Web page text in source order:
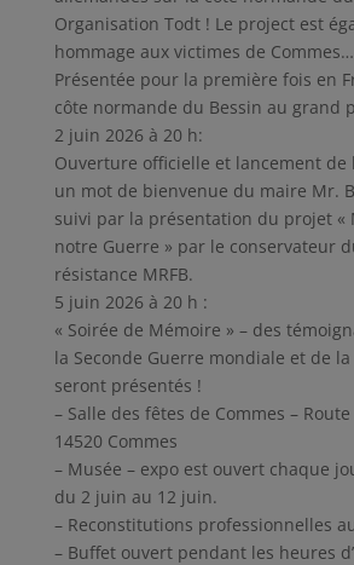
Organisation Todt ! Le project est
hommage aux victimes de
Présentée pour la première fois en
côte normande du Bessin au grand
2 juin 2026 à 20 h:
Ouverture officielle et lancement de
un mot de bienvenue du maire Mr.
suivi par la présentation du projet «
notre Guerre » par le conservateur
résistance MRFB.
5 juin 2026 à 20 h :
« Soirée de Mémoire » – des
la Seconde Guerre mondiale et de
seront présentés !
– Salle des fêtes de Commes –
14520 Commes
– Musée – expo est ouvert chaque
du 2 juin au 12 juin.
– Reconstitutions professionnelles
– Buffet ouvert pendant les heures